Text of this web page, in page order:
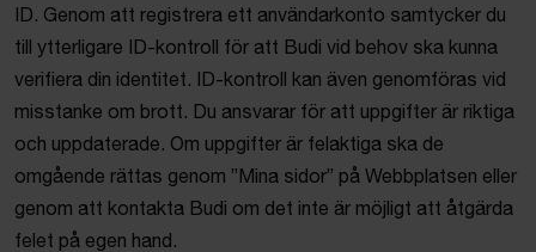
ID. Genom att registrera ett användarkonto samtycker du
till ytterligare ID-kontroll för att Budi vid behov ska kunna
verifiera din identitet. ID-kontroll kan även genomföras vid
misstanke om brott. Du ansvarar för att uppgifter är riktiga
och uppdaterade. Om uppgifter är felaktiga ska de
omgående rättas genom ”Mina sidor” på Webbplatsen eller
genom att kontakta Budi om det inte är möjligt att åtgärda
felet på egen hand.